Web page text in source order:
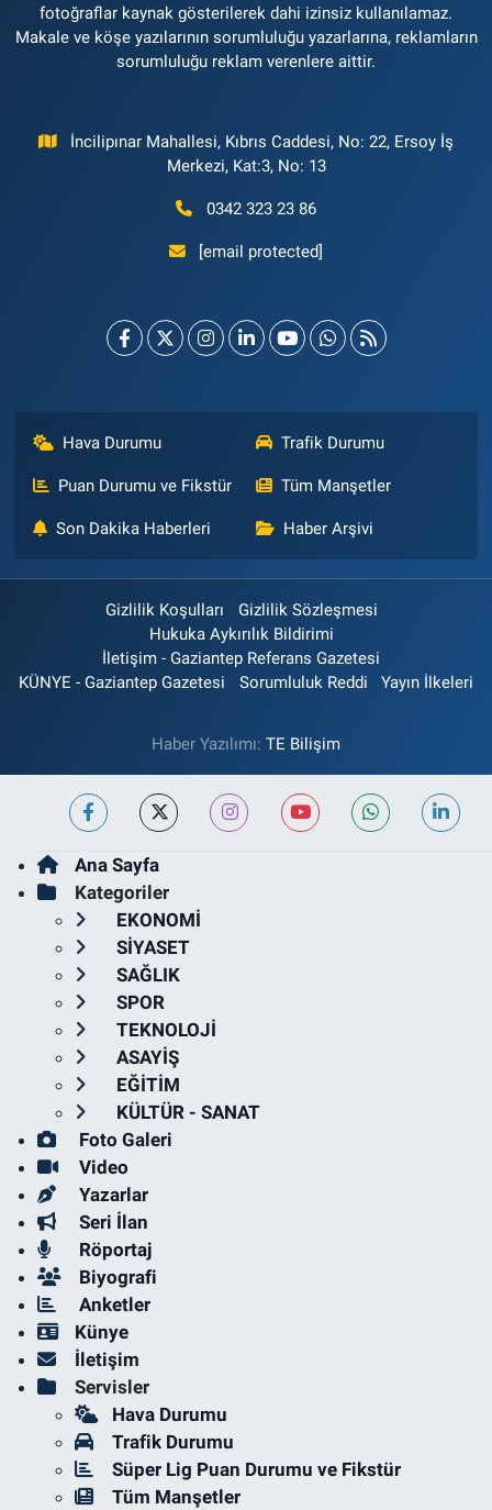
fotoğraflar kaynak gösterilerek dahi izinsiz kullanılamaz.
Makale ve köşe yazılarının sorumluluğu yazarlarına, reklamların
sorumluluğu reklam verenlere aittir.
İncilipınar Mahallesi, Kıbrıs Caddesi, No: 22, Ersoy İş
Merkezi, Kat:3, No: 13
0342 323 23 86
[email protected]
Hava Durumu Trafik Durumu
Puan Durumu ve Fikstür Tüm Manşetler
Son Dakika Haberleri Haber Arşivi
Gizlilik Koşulları
Gizlilik Sözleşmesi
Hukuka Aykırılık Bildirimi
İletişim - Gaziantep Referans Gazetesi
KÜNYE - Gaziantep Gazetesi
Sorumluluk Reddi Yayın İlkeleri
Haber Yazılımı: TE Bilişim
Ana Sayfa
Kategoriler
EKONOMİ
SİYASET
SAĞLIK
SPOR
TEKNOLOJİ
ASAYİŞ
EĞİTİM
KÜLTÜR - SANAT
Foto Galeri
Video
Yazarlar
Seri İlan
Röportaj
Biyografi
Anketler
Künye
İletişim
Servisler
Hava Durumu
Trafik Durumu
Süper Lig Puan Durumu ve Fikstür
Tüm Manşetler